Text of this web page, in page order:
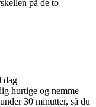
på de to
dag
hurtige og nemme
30 minutter, så du